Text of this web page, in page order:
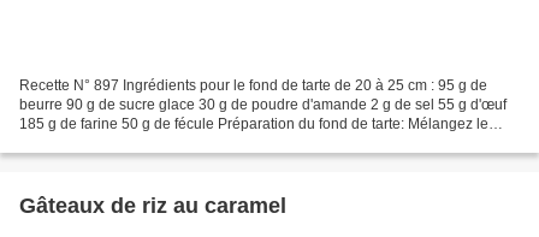
Recette N° 897 Ingrédients pour le fond de tarte de 20 à 25 cm : 95 g de
beurre 90 g de sucre glace 30 g de poudre d'amande 2 g de sel 55 g d'œuf
185 g de farine 50 g de fécule Préparation du fond de tarte: Mélangez le
Gâteaux de riz au caramel